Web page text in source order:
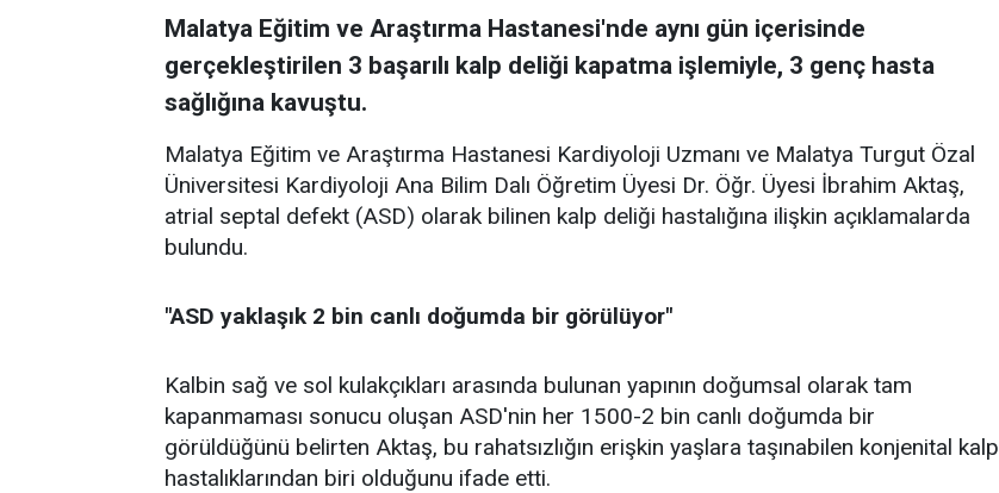
Malatya Eğitim ve Araştırma Hastanesi'nde aynı gün içerisinde
gerçekleştirilen 3 başarılı kalp deliği kapatma işlemiyle, 3 genç hasta
sağlığına kavuştu.
Malatya Eğitim ve Araştırma Hastanesi Kardiyoloji Uzmanı ve Malatya Turgut Özal
Üniversitesi Kardiyoloji Ana Bilim Dalı Öğretim Üyesi Dr. Öğr. Üyesi İbrahim Aktaş,
atrial septal defekt (ASD) olarak bilinen kalp deliği hastalığına ilişkin açıklamalarda
bulundu.
"ASD yaklaşık 2 bin canlı doğumda bir görülüyor"
Kalbin sağ ve sol kulakçıkları arasında bulunan yapının doğumsal olarak tam
kapanmaması sonucu oluşan ASD'nin her 1500-2 bin canlı doğumda bir
görüldüğünü belirten Aktaş, bu rahatsızlığın erişkin yaşlara taşınabilen konjenital kalp
hastalıklarından biri olduğunu ifade etti.